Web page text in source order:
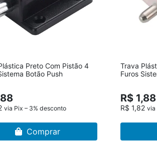
Preto Com Pistão 4
Botão Push
via Pix – 3% desconto
Comprar
Trava
Furos
R$ 1,88
R$ 1,82 via